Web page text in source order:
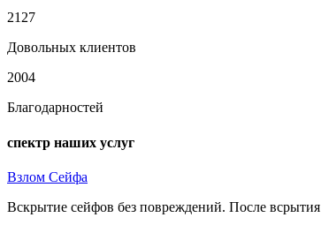
2127
Довольных клиентов
2004
Благодарностей
спектр наших услуг
Взлом Сейфа
Вскрытие сейфов без повреждений. После